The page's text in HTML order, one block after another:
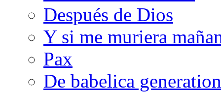
Después de Dios
Y si me muriera
Pax
De babelica